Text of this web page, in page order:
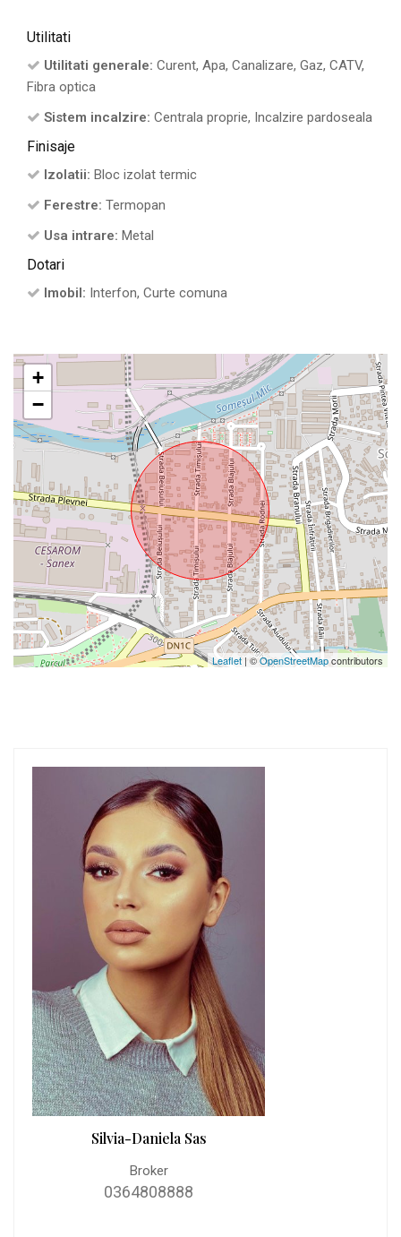
Utilitati
Utilitati generale: Curent, Apa, Canalizare, Gaz, CATV,
Fibra optica
Sistem incalzire: Centrala proprie, Incalzire pardoseala
Finisaje
Izolatii: Bloc izolat termic
Ferestre: Termopan
Usa intrare: Metal
Dotari
Imobil: Interfon, Curte comuna
+
−
Leaflet | ©OpenStreetMapcontributors
Silvia-Daniela Sas
Broker
0364808888